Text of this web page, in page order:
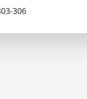
306